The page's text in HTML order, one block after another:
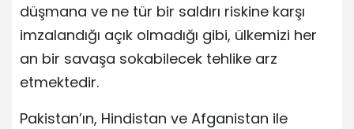
düşmana ve ne tür bir saldırı riskine karşı
imzalandığı açık olmadığı gibi, ülkemizi her
an bir savaşa sokabilecek tehlike arz
etmektedir.
Pakistan’ın, Hindistan ve Afganistan ile